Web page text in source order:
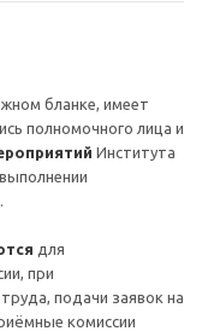
бланке, имеет
полномочного лица и
Института
для
при
подачи заявок на
комиссии